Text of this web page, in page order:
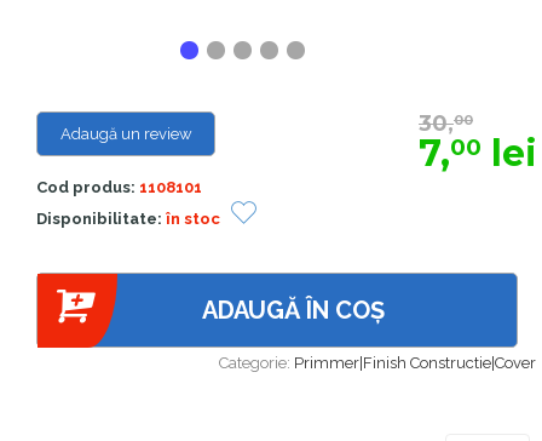
Categorie: Primmer|Finish Constructie|Cover
Adaugă un review
Cod produs: 1108101
Disponibilitate: în stoc
30,00
7,00 lei
ADAUGĂ ÎN COȘ